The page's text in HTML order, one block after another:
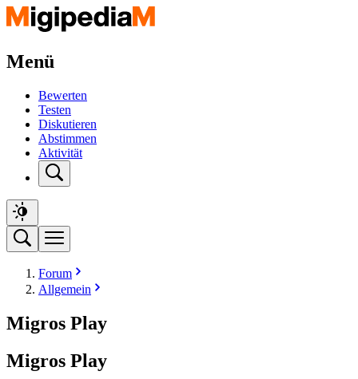
Menü
Bewerten
Testen
Diskutieren
Abstimmen
Aktivität
Forum
Allgemein
Migros Play
Migros Play